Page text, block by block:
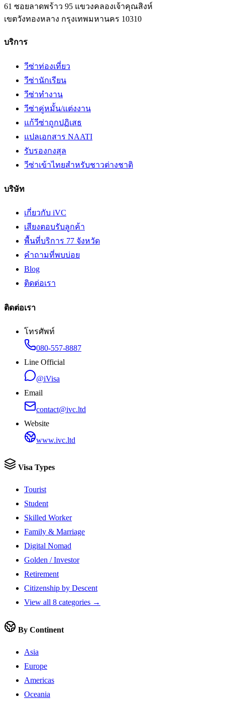
61 ซอยลาดพร้าว 95 แขวงคลองเจ้าคุณสิงห์
เขตวังทองหลาง กรุงเทพมหานคร 10310
บริการ
วีซ่าท่องเที่ยว
วีซ่านักเรียน
วีซ่าทำงาน
วีซ่าคู่หมั้น/แต่งงาน
แก้วีซ่าถูกปฏิเสธ
แปลเอกสาร NAATI
รับรองกงสุล
วีซ่าเข้าไทยสำหรับชาวต่างชาติ
บริษัท
เกี่ยวกับ iVC
เสียงตอบรับลูกค้า
พื้นที่บริการ 77 จังหวัด
คำถามที่พบบ่อย
Blog
ติดต่อเรา
ติดต่อเรา
โทรศัพท์
080-557-8887
Line Official
@iVisa
Email
contact@ivc.ltd
Website
www.ivc.ltd
Visa Types
Tourist
Student
Skilled Worker
Family & Marriage
Digital Nomad
Golden / Investor
Retirement
Citizenship by Descent
View all 8 categories →
By Continent
Asia
Europe
Americas
Oceania